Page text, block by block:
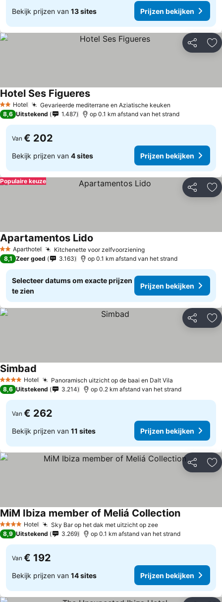
Bekijk prijzen van 13 sites Prijzen bekijken
Delen
2 Sterren
Hotel Gevarieerde mediterrane en Aziatische keuken
Hotel Ses FigueresPrijzen bekijken
8,6 Uitstekend 1.487 op 0.1 km afstand van het strand
Van € 202
Bekijk prijzen van 4 sites Prijzen bekijken
Delen
Populaire keuze
2 SterrenAparthotel Kitchenette voor zelfvoorzieningPrijzen bekijken
Apartamentos Lido
8,1 Zeer goed 3.163 op 0.1 km afstand van het strand
Selecteer datums om exacte prijzen
te zien
Prijzen bekijken
Delen
4 SterrenHotel Panoramisch uitzicht op de baai en Dalt Vila
Simbad
8,6 Uitstekend 3.214 op 0.2 km afstand van het strand
Van € 262
Bekijk prijzen van 11 sites Prijzen bekijken
Delen
4 SterrenHotel Sky Bar op het dak met uitzicht op zeePrijzen bekijken
MiM Ibiza member of Meliá CollectionPrijzen
8,9 Uitstekend 3.269 op 0.1 km afstand van het strand
Van € 192
Bekijk prijzen van 14 sites Prijzen bekijken